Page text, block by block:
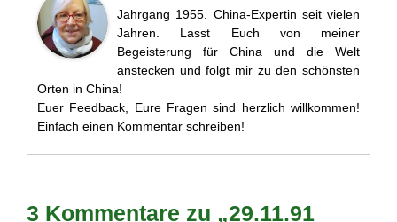
Jahrgang 1955. China-Expertin seit vielen
Jahren. Lasst Euch von meiner
Begeisterung für China und die Welt
anstecken und folgt mir zu den schönsten
Orten in China!
Euer Feedback, Eure Fragen sind herzlich willkommen!
Einfach einen Kommentar schreiben!
3 Kommentare zu „29.11.91